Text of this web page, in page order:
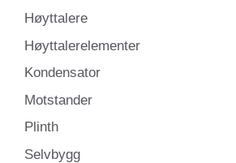
Høyttalere
Høyttalerelementer
Kondensator
Motstander
Plinth
Selvbygg